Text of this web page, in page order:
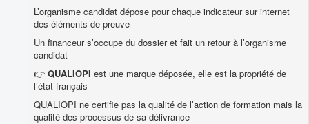
L’organisme candidat dépose pour chaque indicateur sur internet
des éléments de preuve
Un financeur s’occupe du dossier et fait un retour à l’organisme
candidat
👉 QUALIOPI est une marque déposée, elle est la propriété de
l’état français
QUALIOPI ne certifie pas la qualité de l’action de formation mais la
qualité des processus de sa délivrance